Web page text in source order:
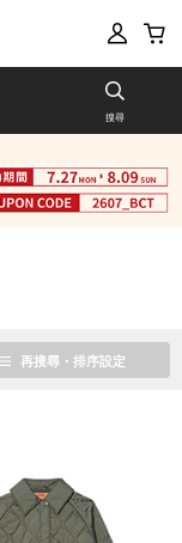
搜尋
再搜尋・排序設定